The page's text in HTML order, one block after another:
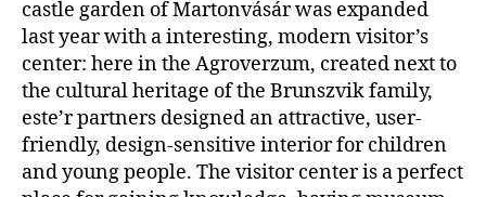
castle garden of Martonvásár was expanded
last year with a interesting, modern visitor’s
center: here in the Agroverzum, created next to
the cultural heritage of the Brunszvik family,
este’r partners designed an attractive, user-
friendly, design-sensitive interior for children
and young people. The visitor center is a perfect